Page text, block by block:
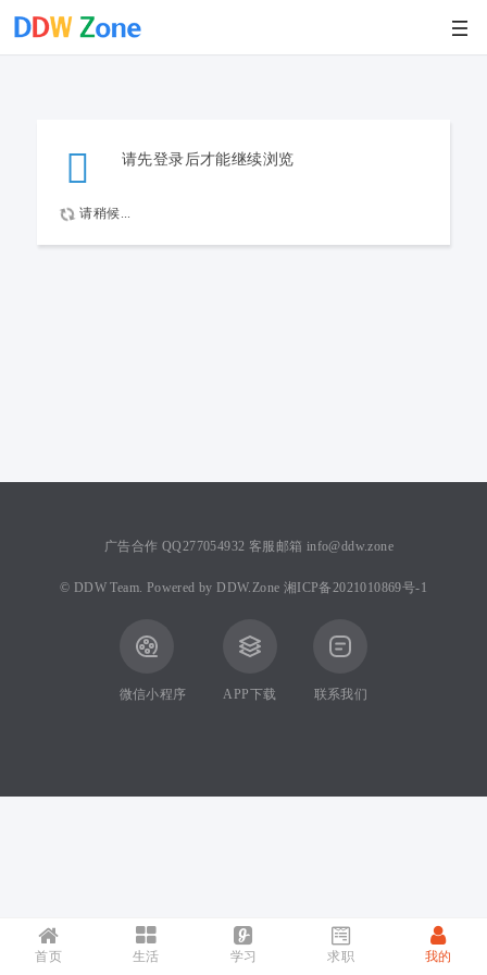
请先登录后才能继续浏览
请稍候...
首页 生活 学习 求职 我的
广告合作 QQ277054932 客服邮箱 info@ddw.zone
© DDW Team. Powered byDDW.Zone 湘ICP备2021010869号-1
微信小程序 APP下载 联系我们